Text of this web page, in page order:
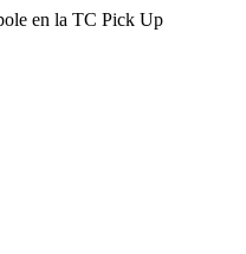
en la TC Pick Up